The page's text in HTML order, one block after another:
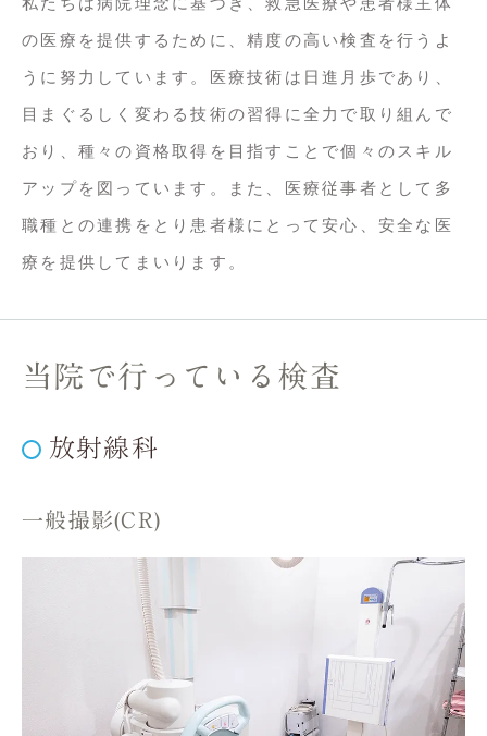
の医療を提供するために、精度の高い検査を行うよ
うに努力しています。医療技術は日進月歩であり、
目まぐるしく変わる技術の習得に全力で取り組んで
おり、種々の資格取得を目指すことで個々のスキル
アップを図っています。また、医療従事者として多
職種との連携をとり患者様にとって安心、安全な医
療を提供してまいります。
当院で行っている検査
放射線科
一般撮影(CR)